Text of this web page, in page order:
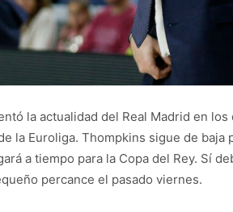
la actualidad del Real Madrid en
la Euroliga. Thompkins sigue de
a tiempo para la Copa del Rey. Sí
percance el pasado viernes.